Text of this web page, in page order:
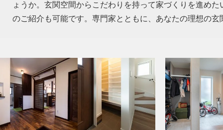
ょうか。玄関空間からこだわりを持って家づくりを進め
のご紹介も可能です。専門家とともに、あなたの理想の玄